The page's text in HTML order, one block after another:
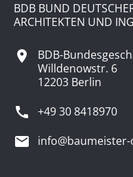
BDB BUND
ARCHITEKTEN UND
BDB-
Willdenowstr. 6
12203 Berlin
+49 30 8418970